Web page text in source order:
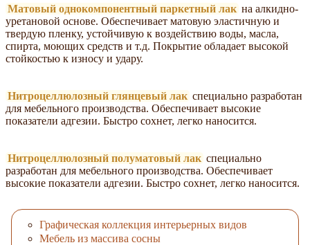
Матовый однокомпонентный паркетный лак на алкидно-
уретановой основе. Обеспечивает матовую эластичную и
твердую пленку, устойчивую к воздействию воды, масла,
спирта, моющих средств и т.д. Покрытие обладает высокой
стойкостью к износу и удару.
Нитроцеллюлозный глянцевый лак специально разработан
для мебельного производства. Обеспечивает высокие
показатели адгезии. Быстро сохнет, легко наносится.
Нитроцеллюлозный полуматовый лак специально
разработан для мебельного производства. Обеспечивает
высокие показатели адгезии. Быстро сохнет, легко наносится.
Графическая коллекция интерьерных видов
Мебель из массива сосны